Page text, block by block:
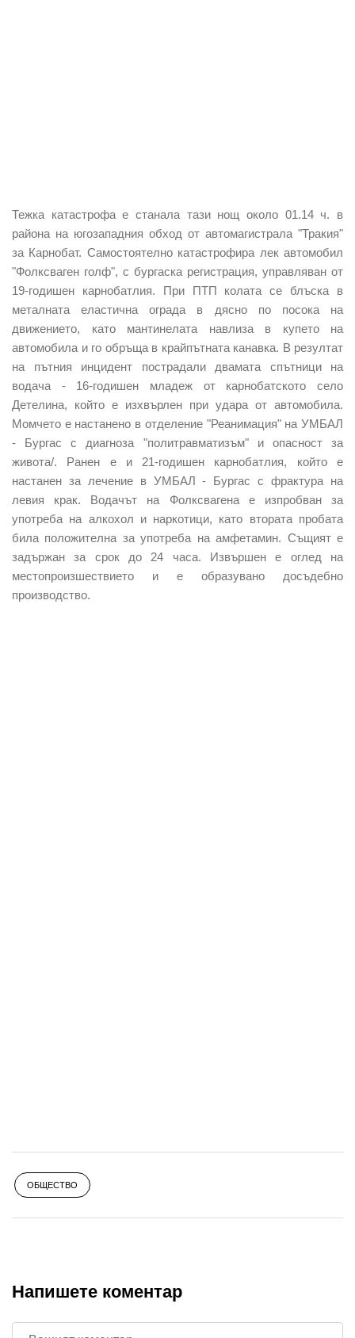
Тежка катастрофа е станала тази нощ около 01.14 ч. в
района на югозападния обход от автомагистрала "Тракия"
за Карнобат. Самостоятелно катастрофира лек автомобил
"Фолксваген голф", с бургаска регистрация, управляван от
19-годишен карнобатлия. При ПТП колата се блъска в
металната еластична ограда в дясно по посока на
движението, като мантинелата навлиза в купето на
автомобила и го обръща в крайпътната канавка. В резултат
на пътния инцидент пострадали двамата спътници на
водача - 16-годишен младеж от карнобатското село
Детелина, който е изхвърлен при удара от автомобила.
Момчето е настанено в отделение "Реанимация" на УМБАЛ
- Бургас с диагноза "политравматизъм" и опасност за
живота/. Ранен еи 21-годишен карнобатлия, който е
настанен за лечение в УМБАЛ - Бургас с фрактура на
левия крак. Водачът на Фолксвагена е изпробван за
употреба на алкохол и наркотици, като втората пробата
била положителна за употреба на амфетамин. Същият е
задържан за срок до 24 часа. Извършен е оглед на
местопроизшествието и е образувано досъдебно
производство.
ОБЩЕСТВО
Напишете коментар